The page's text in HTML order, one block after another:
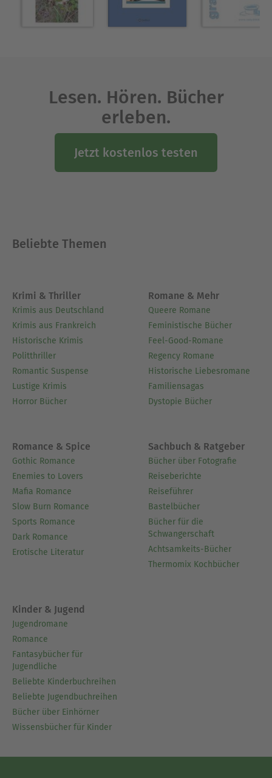
Lesen. Hören. Bücher
erleben.
Jetzt kostenlos testen
Beliebte Themen
Krimi & Thriller
Krimis aus Deutschland
Krimis aus Frankreich
Historische Krimis
Politthriller
Romantic Suspense
Lustige Krimis
Horror Bücher
Romane & Mehr
Queere Romane
Feministische Bücher
Feel-Good-Romane
Regency Romane
Historische Liebesromane
Familiensagas
Dystopie Bücher
Romance & Spice
Gothic Romance
Enemies to Lovers
Mafia Romance
Slow Burn Romance
Sports Romance
Dark Romance
Erotische Literatur
Sachbuch & Ratgeber
Bücher über Fotografie
Reiseberichte
Reiseführer
Bastelbücher
Bücher für die
Schwangerschaft
Achtsamkeits-Bücher
Thermomix Kochbücher
Kinder & Jugend
Jugendromane
Romance
Fantasybücher für
Jugendliche
Beliebte Kinderbuchreihen
Beliebte Jugendbuchreihen
Bücher über Einhörner
Wissensbücher für Kinder